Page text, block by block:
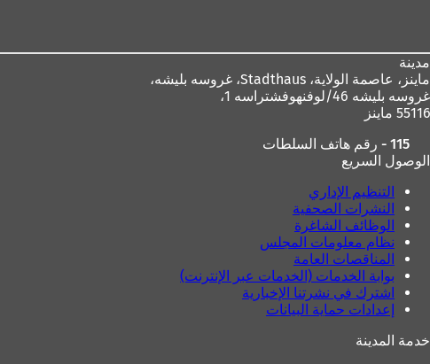
مدينة
ماينز، عاصمة الولاية،
غروسه بليشه 46/لوفنهوفشتراسه 1،
55116 ماينز
115 - رقم هاتف السلطات
الوصول السريع
التنظيم الإداري
النشرات الصحفية
الوظائف الشاغرة
نظام معلومات المجلس
المناقصات العامة
بوابة الخدمات (الخدمات عبر الإنترنت)
اشترك في نشرتنا الإخبارية
إعدادات حماية البيانات
خدمة المدينة